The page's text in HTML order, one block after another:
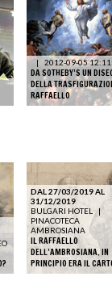
| 2012-09-05
DA SOTHEBY’S UN
DELLA
RAFFAELLO
DAL 27/03/2019 AL
31/12/2019
BULGARI HOTEL |
PINACOTECA
AMBROSIANA
IL RAFFAELLO
DELL’AMBROSIANA. IN
PRINCIPIO ERA IL